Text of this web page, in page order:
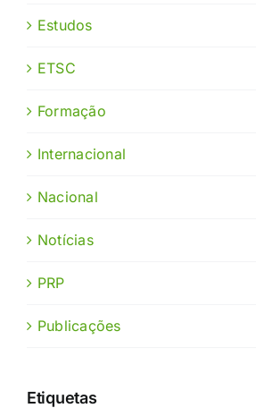
Estudos
ETSC
Formação
Internacional
Nacional
Notícias
PRP
Publicações
Etiquetas